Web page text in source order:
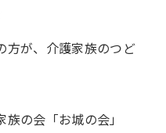
が、介護家族のつど
の会「お城の会」